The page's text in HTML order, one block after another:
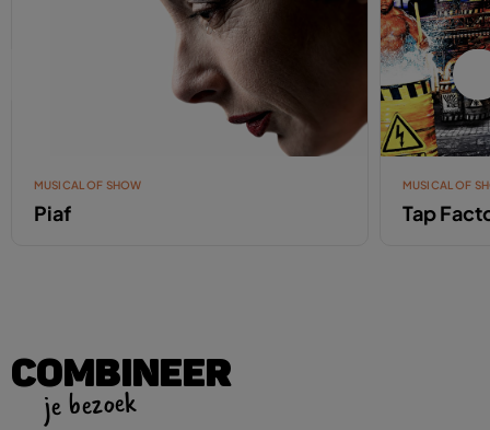
MUSICAL OF SHOW
Piaf
MUSICAL OF
Tap
COMBINEER
je bezoek